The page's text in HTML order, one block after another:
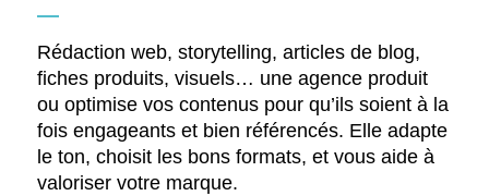
Rédaction web, storytelling, articles de blog,
fiches produits, visuels… une agence produit
ou optimise vos contenus pour qu’ils soient à la
fois engageants et bien référencés. Elle adapte
le ton, choisit les bons formats, et vous aide à
valoriser votre marque.